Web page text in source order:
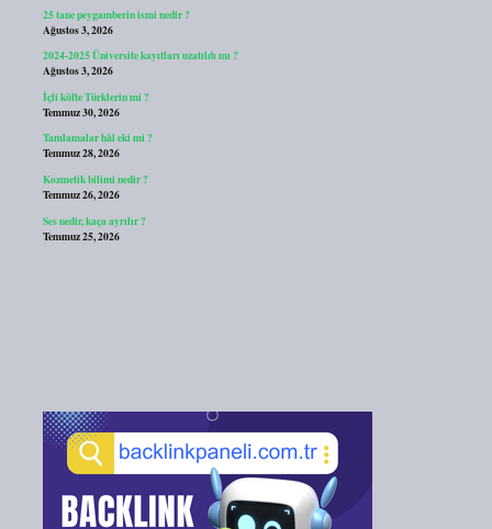
25 tane peygamberin ismi nedir ?
Ağustos 3, 2026
2024-2025 Üniversite kayıtları uzatıldı mı ?
Ağustos 3, 2026
İçli köfte Türklerin mi ?
Temmuz 30, 2026
Tamlamalar hâl eki mi ?
Temmuz 28, 2026
Kozmetik bilimi nedir ?
Temmuz 26, 2026
Ses nedir, kaça ayrılır ?
Temmuz 25, 2026